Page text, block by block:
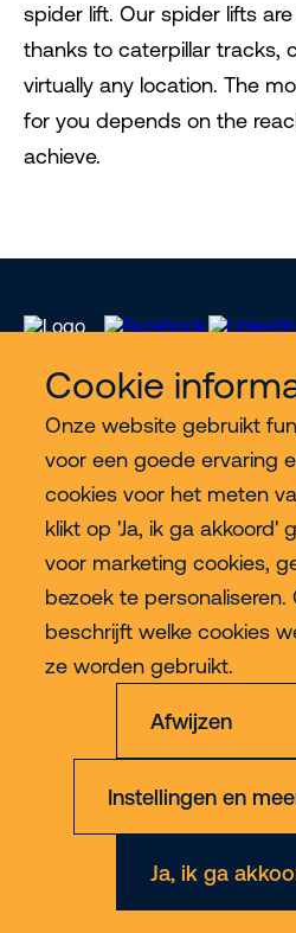
Cookie
Onze website gebruikt
voor een goede ervaring
cookies voor het meten
klikt op 'Ja, ik ga akkoord'
voor marketing cookies,
bezoek te personaliseren.
beschrijft welke cookies
ze worden gebruikt.
Afwijzen
Instellingen en
Ja, ik ga
spider lift. Our spider lifts
thanks to caterpillar tracks,
virtually any location. The
for you depends on the
achieve.
Meer Riwal
Industries
Contact
Meer
© 2026 Riwal - All